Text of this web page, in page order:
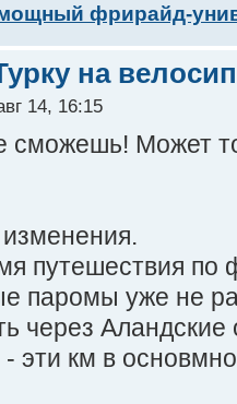
фрирайд-
на
14, 16:15
сможешь! Может
путешествия
паромы уже не
через
эти км в